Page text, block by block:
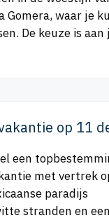
Gomera, waar je
De keuze is aan
op 11
een
met vertrek
paradijs
stranden en een